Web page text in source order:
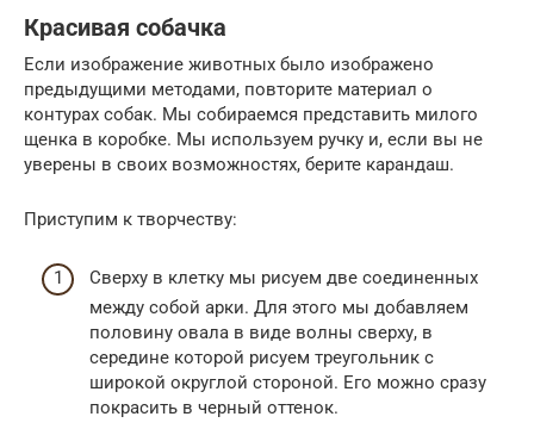
Красивая собачка
Если изображение животных было изображено
предыдущими методами, повторите материал о
контурах собак. Мы собираемся представить милого
щенка в коробке. Мы используем ручку и, если вы не
уверены в своих возможностях, берите карандаш.
Приступим к творчеству:
Сверху в клетку мы рисуем две соединенных
между собой арки. Для этого мы добавляем
половину овала в виде волны сверху, в
середине которой рисуем треугольник с
широкой округлой стороной. Его можно сразу
покрасить в черный оттенок.